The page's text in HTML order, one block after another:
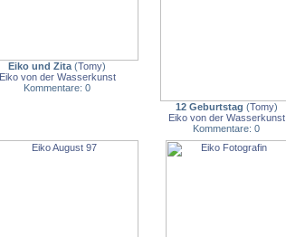
Eiko und Zita (Tomy)
Eiko von der Wasserkunst
Kommentare: 0
12 Geburtstag (Tomy)
Eiko von der Wasserkunst
Kommentare: 0